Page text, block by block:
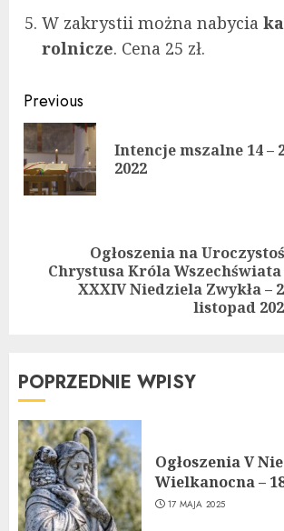
W zakrystii można nabycia
rolnicze. Cena 25 zł.
Continue
Reading
Previous
Intencje mszalne 14 –
2022
Next
Ogłoszenia na
Chrystusa Króla Wszechświata
XXXIV Niedziela Zwykła –
listopad
POPRZEDNIE WPISY
Ogłoszenia V
Wielkanocna –
17 MAJA 2025